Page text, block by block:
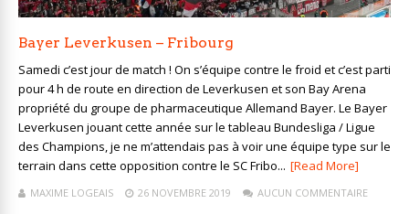
Bayer Leverkusen – Fribourg
Samedi c’est jour de match ! On s’équipe contre le froid et c’est parti
pour 4 h de route en direction de Leverkusen et son Bay Arena
propriété du groupe de pharmaceutique Allemand Bayer. Le Bayer
Leverkusen jouant cette année sur le tableau Bundesliga / Ligue
des Champions, je ne m’attendais pas à voir une équipe type sur le
terrain dans cette opposition contre le SC Fribo... [Read More]
MAXIME LOGEAIS 26 NOVEMBRE 2019 AUCUN COMMENTAIRE